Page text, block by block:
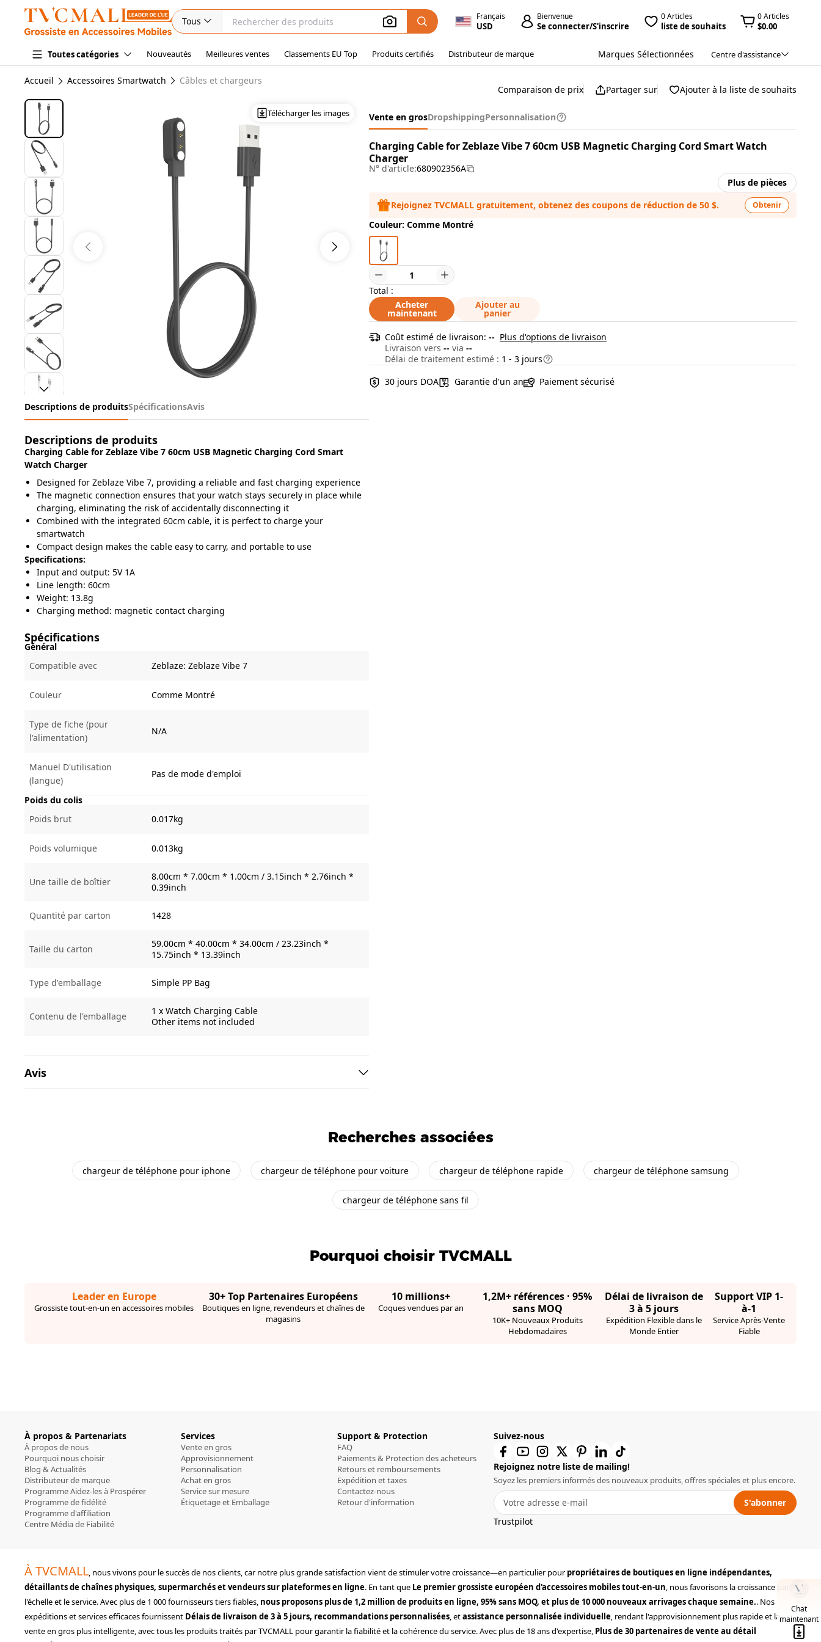
Tous Français
USD
Bienvenue
Se connecter/S'inscrire
0 Articles
liste de souhaits
0 Articles
$0.00
Toutes catégories Nouveautés Meilleures ventes Classements EU Top Produits certifiés Distributeur de marque Marques Sélectionnées Centre d'assistance
Accueil Accessoires Smartwatch Câbles et chargeurs
Télécharger les images
Descriptions de produitsSpécificationsAvis
Descriptions de produits
Charging Cable for Zeblaze Vibe 7 60cm USB Magnetic Charging Cord Smart
Watch Charger
Designed for Zeblaze Vibe 7, providing a reliable and fast charging experience
The magnetic connection ensures that your watch stays securely in place while
charging, eliminating the risk of accidentally disconnecting it
Combined with the integrated 60cm cable, it is perfect to charge your
smartwatch
Compact design makes the cable easy to carry, and portable to use
Specifications:
Input and output: 5V 1A
Line length: 60cm
Weight: 13.8g
Charging method: magnetic contact charging
Spécifications
Général
Compatible avec
Zeblaze: Zeblaze Vibe 7
Couleur Comme Montré
Type de fiche (pour
l'alimentation)
N/A
Manuel D'utilisation
(langue)
Pas de mode d'emploi
Poids du colis
Poids brut
0.017kg
Poids volumique 0.013kg
Une taille de boîtier
8.00cm * 7.00cm * 1.00cm / 3.15inch * 2.76inch *
0.39inch
Quantité par carton 1428
Taille du carton
59.00cm * 40.00cm * 34.00cm / 23.23inch *
15.75inch * 13.39inch
Type d'emballage Simple PP Bag
Contenu de l'emballage
1 x Watch Charging Cable
Other items not included
Avis
Comparaison de prix Partager sur Ajouter à la liste de souhaits
Vente en grosDropshippingPersonnalisation
Charging Cable for Zeblaze Vibe 7 60cm USB Magnetic Charging Cord Smart Watch
Charger
N° d'article:680902356A
Plus de pièces
Rejoignez TVCMALL gratuitement, obtenez des coupons de réduction de 50 $.
Obtenir
Couleur: Comme Montré
Total :
Acheter
maintenant
Ajouter au
panier
Coût estimé de livraison: -- Plus d'options de livraison
Livraison vers -- via --
Délai de traitement estimé : 1 - 3 jours
30 jours DOA
Garantie d'un an Paiement sécurisé
Recherches associées
chargeur de téléphone pour iphone chargeur de téléphone pour voiture chargeur de téléphone rapide chargeur de téléphone samsung
chargeur de téléphone sans fil
Pourquoi choisir TVCMALL
Leader en Europe
Grossiste tout-en-un en accessoires mobiles
30+ Top Partenaires Européens
Boutiques en ligne, revendeurs et chaînes de
magasins
10 millions+
Coques vendues par an
1,2M+ références · 95%
sans MOQ
10K+ Nouveaux Produits
Hebdomadaires
Délai de livraison de
3 à 5 jours
Expédition Flexible dans le
Monde Entier
Support VIP 1-
à-1
Service Après-Vente
Fiable
Chat
maintenant
À propos & Partenariats
À propos de nous
Pourquoi nous choisir
Blog & Actualités
Distributeur de marque
Programme Aidez-les à Prospérer
Programme de fidélité
Programme d'affiliation
Centre Média de Fiabilité
Services
Vente en gros
Approvisionnement
Personnalisation
Achat en gros
Service sur mesure
Étiquetage et Emballage
Support & Protection
FAQ
Paiements & Protection des acheteurs
Retours et remboursements
Expédition et taxes
Contactez-nous
Retour d'information
Suivez-nous
Rejoignez notre liste de mailing!
Soyez les premiers informés des nouveaux produits, offres spéciales et plus encore.
S'abonner
Trustpilot
À TVCMALL, nous vivons pour le succès de nos clients, car notre plus grande satisfaction vient de stimuler votre croissance—en particulier pourpropriétaires de boutiques en ligne indépendantes,
détaillants de chaînes physiques, supermarchés et vendeurs sur plateformes en ligne. En tant que Le premier grossiste européen d'accessoires mobiles tout-en-un, nous favorisons la croissance par
l'échelle et le service. Avec plus de 1 000 fournisseurs tiers fiables, nous proposons plus de 1,2 million de produits en ligne, 95% sans MOQ, et plus de 10 000 nouveaux arrivages chaque semaine.. Nos
expéditions et services efficaces fournissent Délais de livraison de 3 à 5 jours, recommandations personnalisées, etassistance personnalisée individuelle, rendant l'approvisionnement plus rapide et la
vente en gros plus intelligente, avec tous les produits traités par TVCMALL pour garantir la fiabilité et la cohérence du service. Avec plus de 18 ans d'expertise, Plus de 30 partenaires de vente au détail